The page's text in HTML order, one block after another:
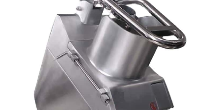
Línea Carpintería Metálica
Línea Fibra de Vidrio